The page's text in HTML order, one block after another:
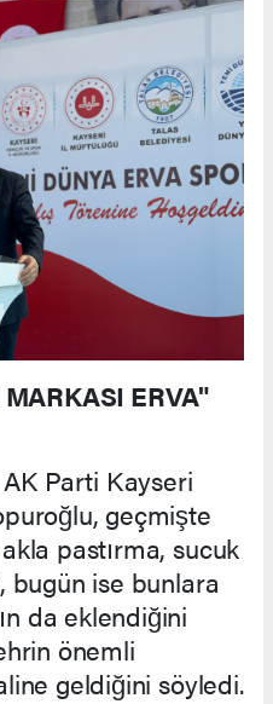
ERVA"
Parti Kayseri
geçmişte
pastırma, sucuk
bugün ise bunlara
da eklendiğini
önemli
geldiğini söyledi.